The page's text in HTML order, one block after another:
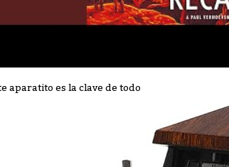
aparatito es la clave de todo